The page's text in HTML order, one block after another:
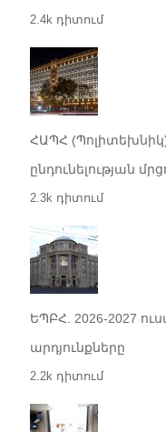
2.4k դիտում
ՀԱՊՀ
ընդունելության
2.3k դիտում
ԵՊԲՀ. 2026-2027
արդյունքները
2.2k դիտում